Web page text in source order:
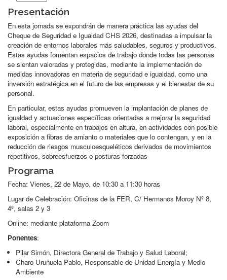
publicación:
Presentación
En esta jornada se expondrán de manera práctica las ayudas del
Cheque de Seguridad e Igualdad CHS 2026, destinadas a impulsar la
creación de entornos laborales más saludables, seguros y productivos.
Estas ayudas fomentan espacios de trabajo donde todas las personas
se sientan valoradas y protegidas, mediante la implementación de
medidas innovadoras en materia de seguridad e igualdad, como una
inversión estratégica en el futuro de las empresas y el bienestar de su
personal.
En particular, estas ayudas promueven la implantación de planes de
igualdad y actuaciones específicas orientadas a mejorar la seguridad
laboral, especialmente en trabajos en altura, en actividades con posible
exposición a fibras de amianto o materiales que lo contengan, y en la
reducción de riesgos musculoesqueléticos derivados de movimientos
repetitivos, sobreesfuerzos o posturas forzadas
Programa
Fecha: Vienes, 22 de Mayo, de 10:30 a 11:30 horas
Lugar de Celebración: Oficinas de la FER, C/ Hermanos Moroy Nº 8,
4º, salas 2 y 3
Online: mediante plataforma Zoom
Ponentes:
Pilar Simón, Directora General de Trabajo y Salud Laboral;
Charo Uruñuela Pablo, Responsable de Unidad Energía y Medio
Ambiente